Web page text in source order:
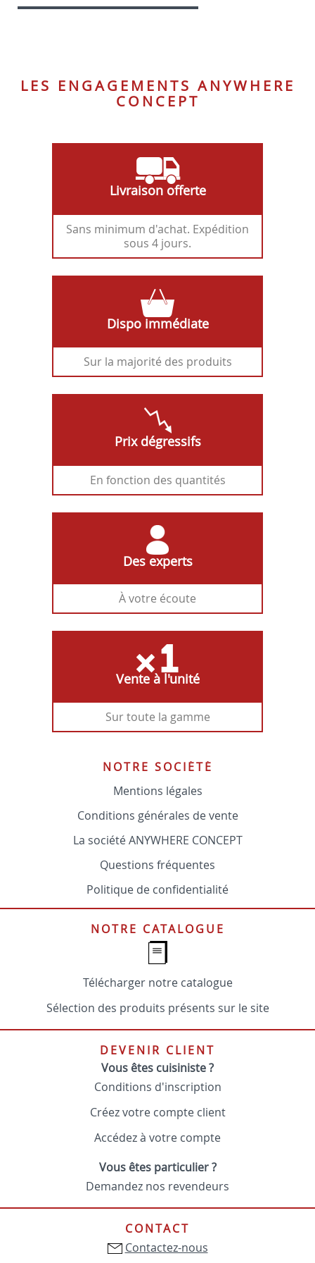
BlancSableGrisGrisBleu
LES ENGAGEMENTS ANYWHERE
CONCEPT
Livraison offerte
Sans minimum d'achat. Expédition
sous 4 jours.
Dispo immédiate
Sur la majorité des produits
Prix dégressifs
En fonction des quantités
Des experts
À votre écoute
Vente à l'unité
Sur toute la gamme
NOTRE SOCIÉTÉ
Mentions légales
Conditions générales de vente
La société ANYWHERE CONCEPT
Questions fréquentes
Politique de confidentialité
NOTRE CATALOGUE
Télécharger notre catalogue
Sélection des produits présents sur le site
DEVENIR CLIENT
Vous êtes cuisiniste ?
Conditions d'inscription
Créez votre compte client
Accédez à votre compte
Vous êtes particulier ?
Demandez nos revendeurs
CONTACT
Contactez-nous